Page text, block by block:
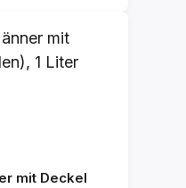
mit Deckel